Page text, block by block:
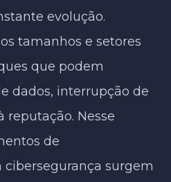
evolução.
tamanhos e setores
que podem
dados, interrupção de
reputação. Nesse
de
surgem